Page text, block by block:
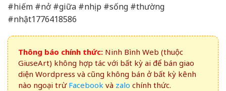
#hiếm #nở #giữa #nhịp #sống #thường
#nhật1776418586
Thông báo chính thức: Ninh Bình Web (thuộc
GiuseArt) không hợp tác với bất kỳ ai để bán giao
diện Wordpress và cũng không bán ở bất kỳ kênh
nào ngoại trừ Facebook và zalo chính thức.